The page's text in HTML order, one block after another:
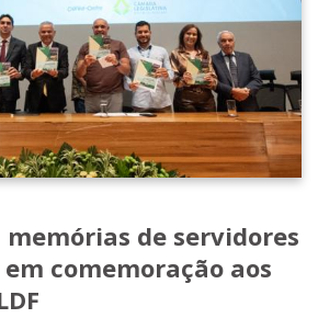
de servidores
comemoração aos